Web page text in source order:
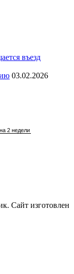
въезд
03.02.2026
Сайт изготовлен